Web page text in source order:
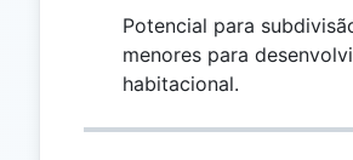
Potencial para
menores para
habitacional.